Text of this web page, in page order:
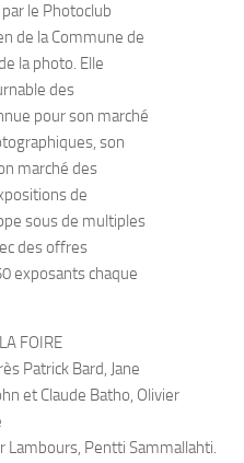
le Photoclub
de la Commune de
la photo. Elle
des
pour son marché
son
marché des
de
sous de multiples
des offres
exposants chaque
FOIRE
Patrick Bard, Jane
et Claude Batho, Olivier
Lambours, Pentti Sammallahti.